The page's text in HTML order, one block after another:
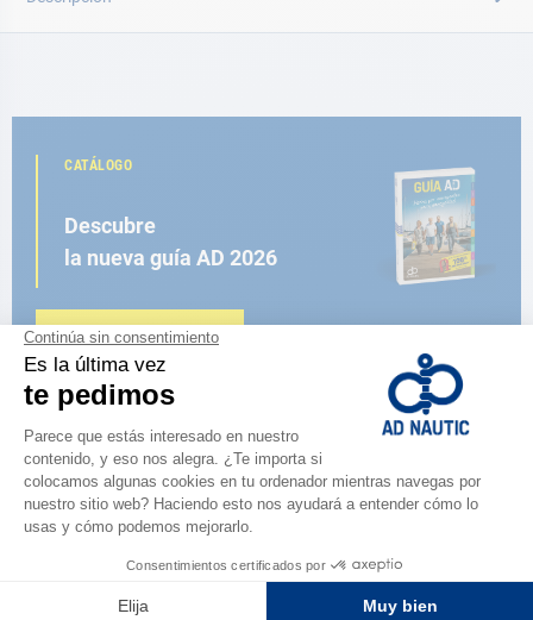
CATÁLOGO
Descubre
la nueva guía AD 2026
NAVEGAR POR EL CATÁLOGO
ESPACIO FIDELIDAD
¿Eres apasionado?
Benefíciate de ventajas exclusivas
AD FIDELITY